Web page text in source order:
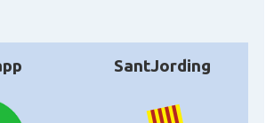
SantJording